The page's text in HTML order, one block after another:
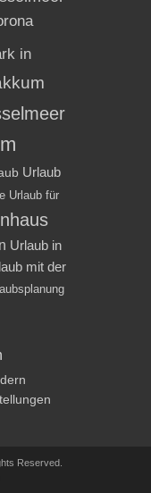
in
Urlaub
Urlaub für
Urlaub in
mit der
Reserved.